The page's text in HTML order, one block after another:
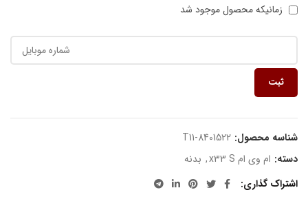
زمانیکه محصول موجود شد
ثبت
شناسه محصول: T11-8401522
دسته: ام وی ام x33 S , بدنه
اشتراک گذاری